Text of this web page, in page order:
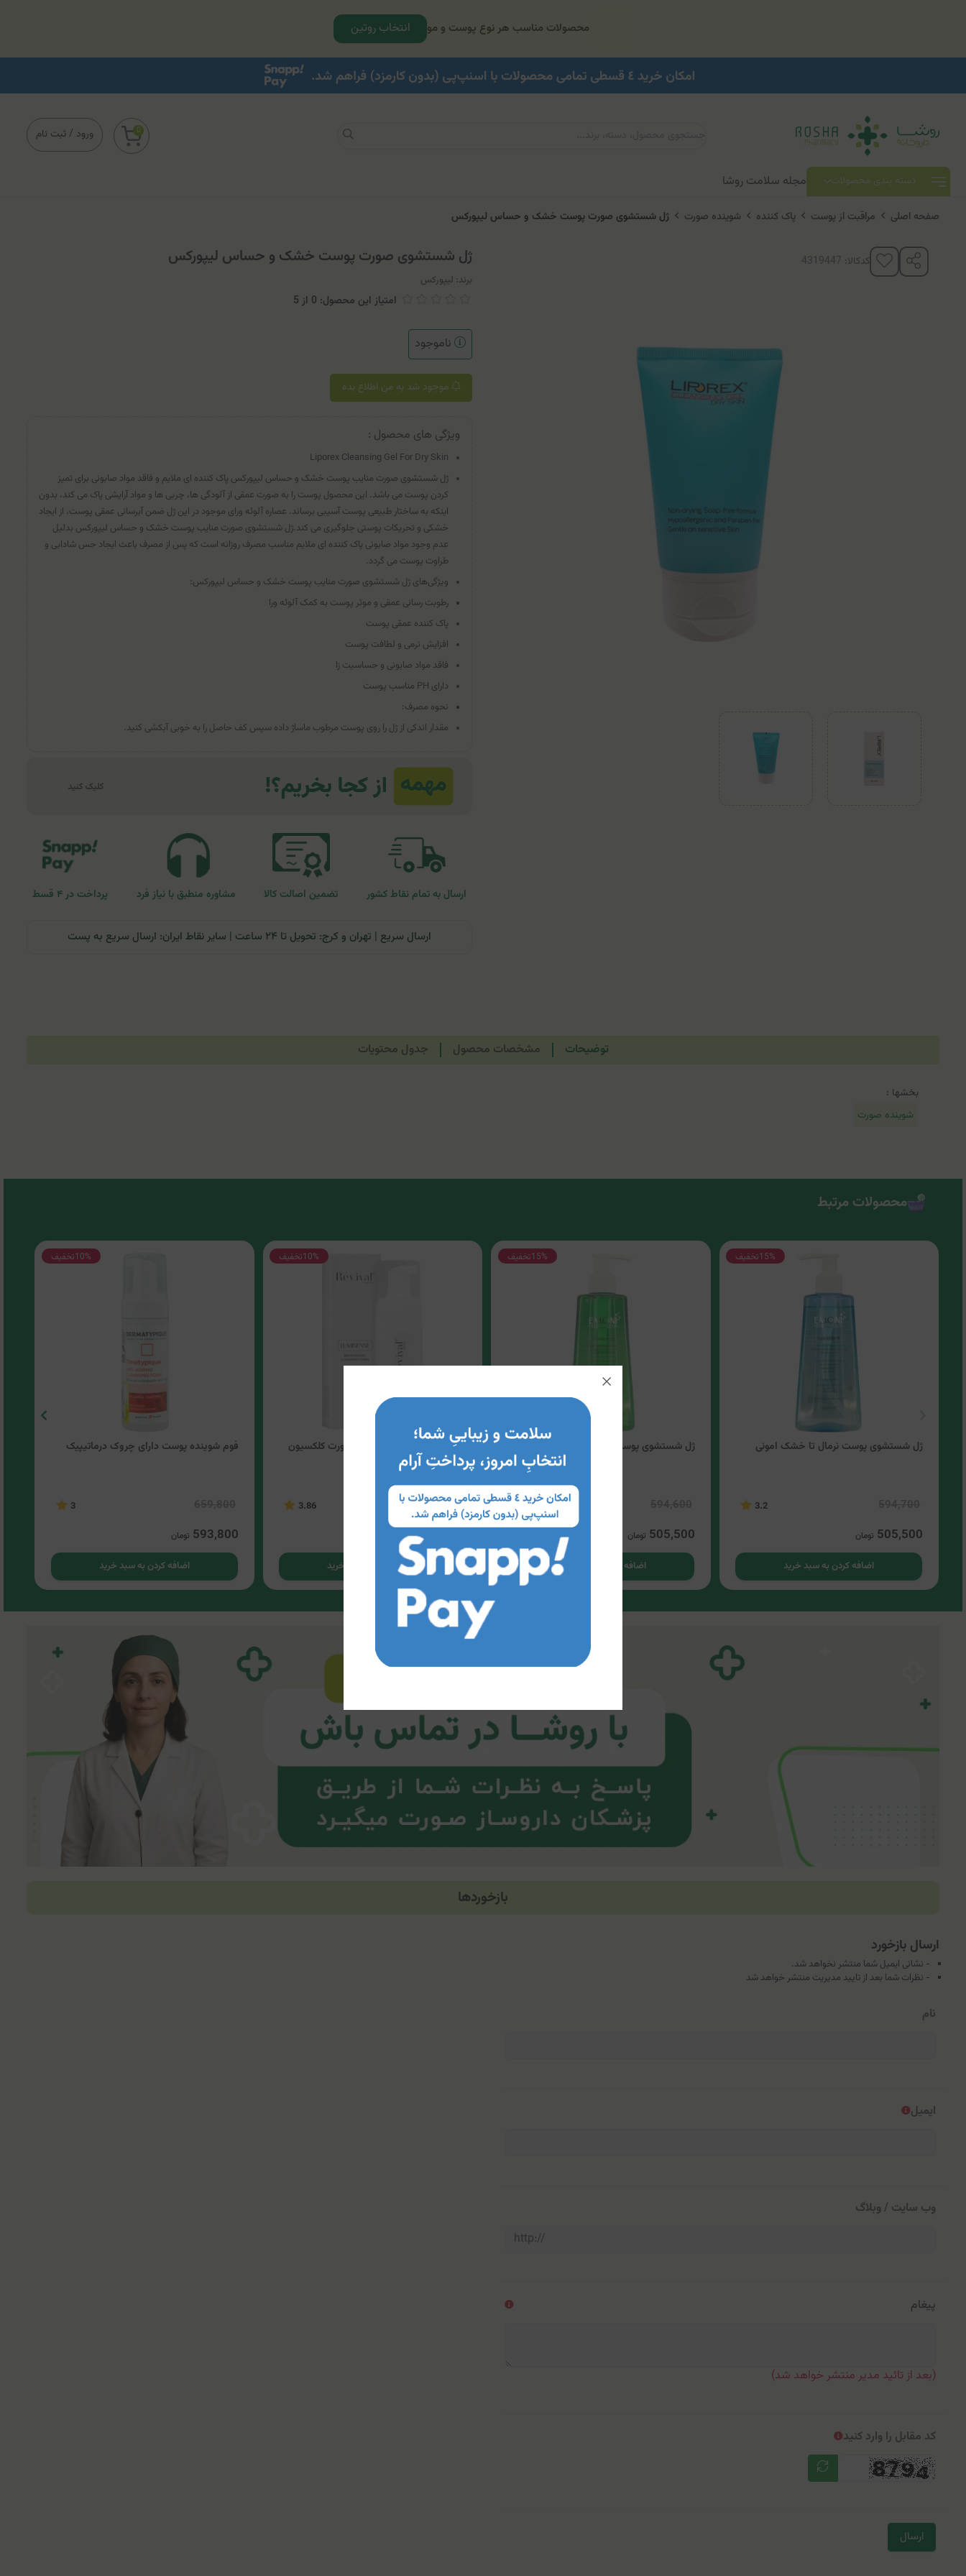
محصولات مناسب هر نوع پوست و مو انتخاب روتین
ورود / ثبت نام 0
دسته بندی محصولات مجله سلامت روشا
صفحه اصلی مراقبت از پوست پاک کننده شوینده صورت ژل شستشوی صورت پوست خشک و حساس لیپورکس
کدکالا: ژل شستشوی صورت پوست خشک و حساس لیپورکس
برند: لیپورکس
امتیاز این محصول: 0 از 5
ناموجود
موجود شد به من اطلاع بده
ویژگی های محصول :
Liporex Cleansing Gel For Dry Skin
ژل شستشوی صورت منایب پوست خشک و حساس لیپورکس پاک کننده ای ملایم و فاقد مواد صابونی برای تمیز
کردن پوست می باشد. این محصول پوست را به صورت عمقی از آلودگی ها، چربی ها و مواد آرایشی پاک می کند، بدون
اینکه به ساختار طبیعی پوست آسیبی برساند. عصاره آلوئه ورای موجود در این ژل ضمن آبرسانی عمقی پوست، از ایجاد
خشکی و تحریکات پوستی جلوگیری می کند.ژل شستشوی صورت منایب پوست خشک و حساس لیپورکس بدلیل
عدم وجود مواد صابونی پاک کننده ای ملایم مناسب مصرف روزانه است که پس از مصرف باعث ایجاد حس شادابی و
طراوت پوست می گردد.
ویژگی‌های ژل شستشوی صورت منایب پوست خشک و حساس لیپورکس:
رطوبت رسانی عمقی و موثر پوست به کمک آلوئه ورا
پاک کننده عمقی پوست
افزایش نرمی و لطافت پوست
فاقد مواد صابونی و حساسیت زا
دارای PH مناسب پوست
نحوه مصرف:
مقدار اندکی از ژل را روی پوست مرطوب ماساژ داده سپس کف حاصل را به خوبی آبکشی کنید.
ارسال به تمام نقاط کشور تضمین اصالت کالا مشاوره منطبق با نیاز فرد پرداخت در ۴ قسط
ارسال سریع | تهران و کرج: تحویل تا ۲۴ ساعت | سایر نقاط ایران: ارسال سریع به پست
توضیحات مشخصات محصول جدول محتویات
بخشها :
شوینده صورت
محصولات مرتبط
15%تخفیف
ژل شستشوی پوست نرمال تا خشک امونی
3.2
505,500 تومان
اضافه کردن به سبد خرید
15%تخفیف
ژل شستشوی پوست چرب و مستعد آکنه امونی
5
505,500 تومان
اضافه کردن به سبد خرید
10%تخفیف
فوم شستشوی روشن کننده صورت کلکسیون
رویوال
879,500
3.86
791,500 تومان
اضافه کردن به سبد خرید
10%تخفیف
فوم شوینده پوست دارای چروک درماتیپیک
3
593,800 تومان
اضافه کردن به سبد خرید
بازخوردها
ارسال بازخورد
- نشانی ایمیل شما منتشر نخواهد شد.
- نظرات شما بعد از تایید مدیریت منتشر خواهد شد
نام
ایمیل
وب سایت / وبلاگ
پیغام
(بعد از تائید مدیر منتشر خواهد شد)
کد مقابل را وارد کنید
ارسال